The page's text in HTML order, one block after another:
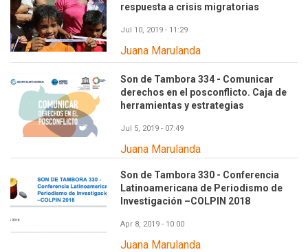
respuesta a crisis migratorias
Jul 10, 2019 - 11:29
Juana Marulanda
Son de Tambora 334 - Comunicar
derechos en el posconflicto. Caja de
herramientas y estrategias
Jul 5, 2019 - 07:49
Juana Marulanda
Son de Tambora 330 - Conferencia
Latinoamericana de Periodismo de
Investigación –COLPIN 2018
Apr 8, 2019 - 10:00
Juana Marulanda